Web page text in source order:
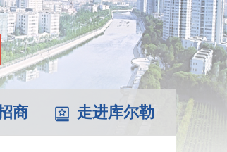
商 走进库尔勒